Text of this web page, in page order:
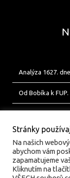
Analýza 1627.
Od Bobíka k
Stránky
Na našich
abychom vám
zapamatujeme
Kliknutím na